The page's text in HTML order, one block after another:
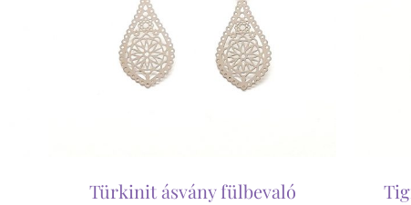
Türkinit ásvány fülbevaló